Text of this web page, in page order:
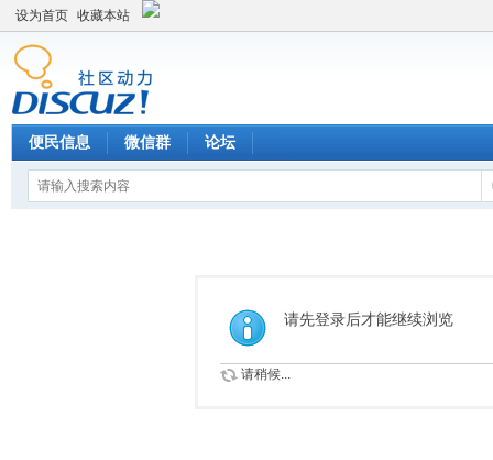
设为首页 收藏本站
便民信息 微信群 论坛
请先登录后才能继续浏览
请稍候...